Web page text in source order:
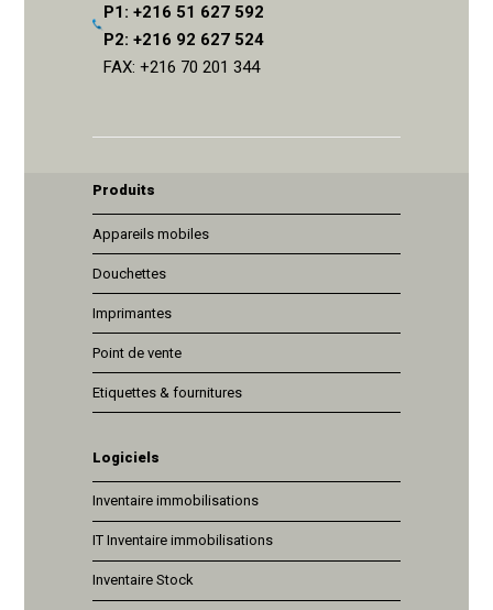
P1: +216 51 627 592
P2: +216 92 627 524
FAX: +216 70 201 344
Produits
Appareils mobiles
Douchettes
Imprimantes
Point de vente
Etiquettes & fournitures
Logiciels
Inventaire immobilisations
IT Inventaire immobilisations
Inventaire Stock